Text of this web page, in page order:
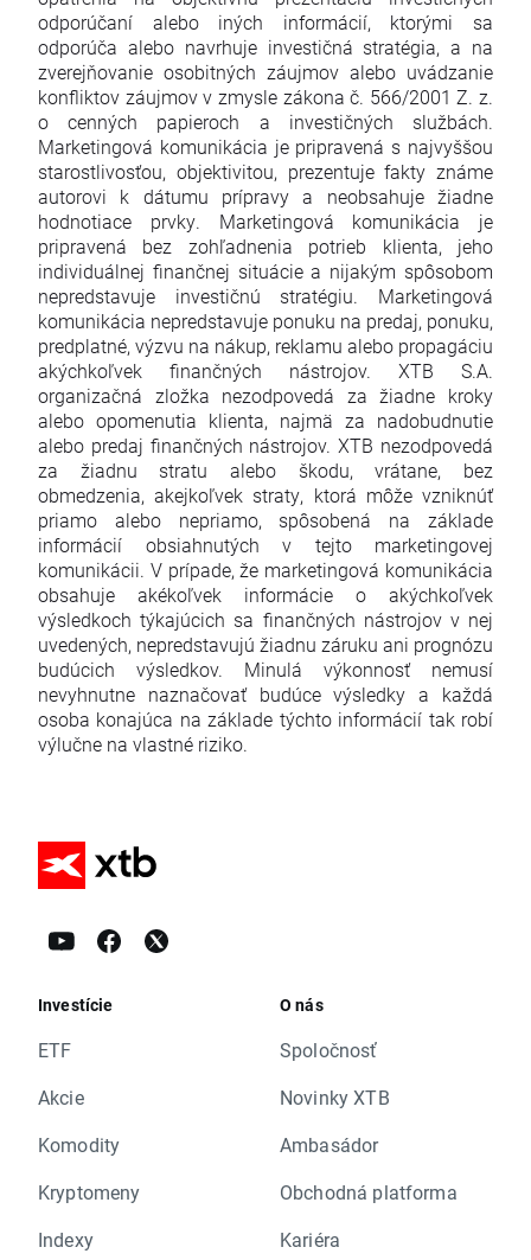
odporúčaní alebo iných informácií, ktorými sa
odporúča alebo navrhuje investičná stratégia, a na
zverejňovanie osobitných záujmov alebo uvádzanie
konfliktov záujmov v zmysle zákona č. 566/2001 Z. z.
o cenných papieroch a investičných službách.
Marketingová komunikácia je pripravená s najvyššou
starostlivosťou, objektivitou, prezentuje fakty známe
autorovi k dátumu prípravy a neobsahuje žiadne
hodnotiace prvky. Marketingová komunikácia je
pripravená bez zohľadnenia potrieb klienta, jeho
individuálnej finančnej situácie a nijakým spôsobom
nepredstavuje investičnú stratégiu. Marketingová
komunikácia nepredstavuje ponuku na predaj, ponuku,
predplatné, výzvu na nákup, reklamu alebo propagáciu
akýchkoľvek finančných nástrojov. XTB S.A.
organizačná zložka nezodpovedá za žiadne kroky
alebo opomenutia klienta, najmä za nadobudnutie
alebo predaj finančných nástrojov. XTB nezodpovedá
za žiadnu stratu alebo škodu, vrátane, bez
obmedzenia, akejkoľvek straty, ktorá môže vzniknúť
priamo alebo nepriamo, spôsobená na základe
informácií obsiahnutých v tejto marketingovej
komunikácii. V prípade, že marketingová komunikácia
obsahuje akékoľvek informácie o akýchkoľvek
výsledkoch týkajúcich sa finančných nástrojov v nej
uvedených, nepredstavujú žiadnu záruku ani prognózu
budúcich výsledkov. Minulá výkonnosť nemusí
nevyhnutne naznačovať budúce výsledky a každá
osoba konajúca na základe týchto informácií tak robí
výlučne na vlastné riziko.
Investície
ETF
Akcie
Komodity
Kryptomeny
Indexy
O nás
Spoločnosť
Novinky XTB
Ambasádor
Obchodná platforma
Kariéra